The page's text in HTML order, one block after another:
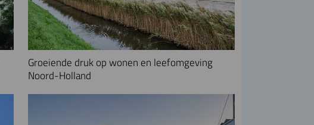
Groeiende druk op wonen en leefomgeving
Noord-Holland